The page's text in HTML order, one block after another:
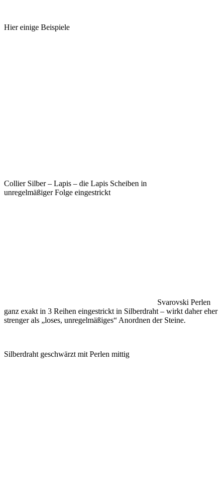
Hier einige Beispiele
Collier Silber – Lapis – die Lapis Scheiben in
unregelmäßiger Folge eingestrickt
Svarovski Perlen
ganz exakt in 3 Reihen eingestrickt in Silberdraht – wirkt daher eher
strenger als „loses, unregelmäßiges“ Anordnen der Steine.
Silberdraht geschwärzt mit Perlen mittig